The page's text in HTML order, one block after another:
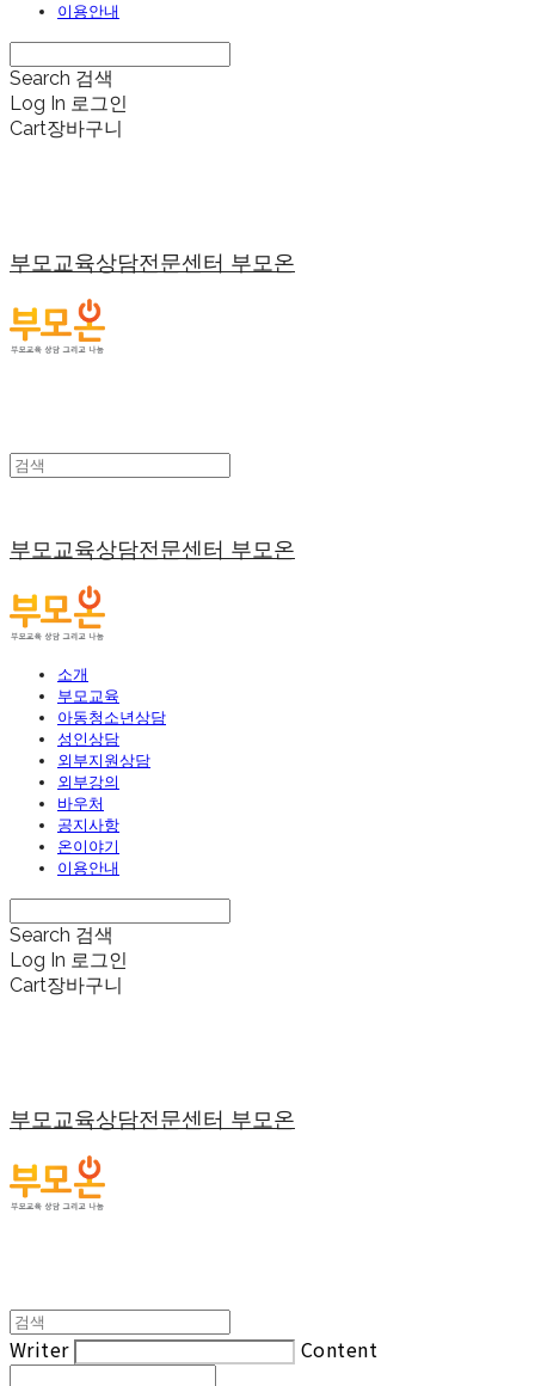
이용안내
Search 검색
Log In 로그인
Cart장바구니
부모교육상담전문센터 부모온
부모교육상담전문센터 부모온
소개
부모교육
아동청소년상담
성인상담
외부지원상담
외부강의
바우처
공지사항
온이야기
이용안내
Search 검색
Log In 로그인
Cart장바구니
부모교육상담전문센터 부모온
Writer Content